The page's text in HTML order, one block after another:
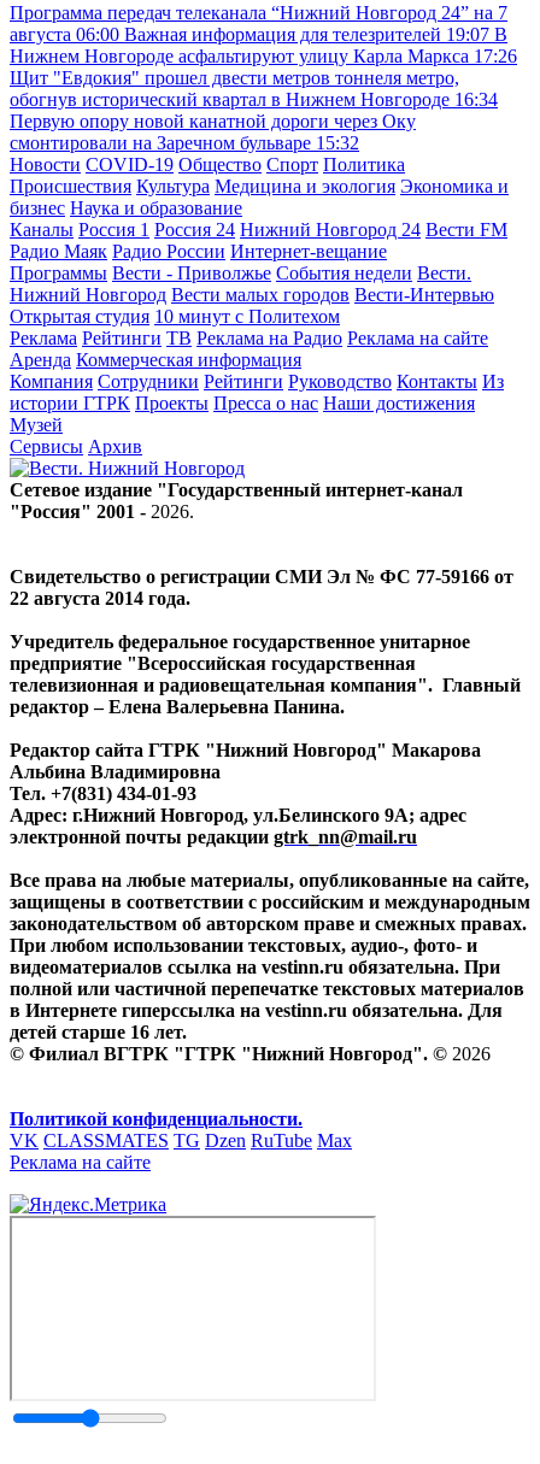
Программа передач телеканала “Нижний Новгород 24” на 7
августа 06:00 Важная информация для телезрителей 19:07 В
Нижнем Новгороде асфальтируют улицу Карла Маркса 17:26
Щит "Евдокия" прошел двести метров тоннеля метро,
обогнув исторический квартал в Нижнем Новгороде 16:34
Первую опору новой канатной дороги через Оку
смонтировали на Заречном бульваре 15:32
Новости COVID-19 Общество Спорт Политика
Происшествия Культура Медицина и экология Экономика и
бизнес Наука и образование
Каналы Россия 1 Россия 24 Нижний Новгород 24 Вести FM
Радио Маяк Радио России Интернет-вещание
Программы Вести - Приволжье События недели Вести.
Нижний Новгород Вести малых городов Вести-Интервью
Открытая студия 10 минут с Политехом
Реклама Рейтинги ТВ Реклама на Радио Реклама на сайте
Аренда Коммерческая информация
Компания Сотрудники Рейтинги Руководство Контакты Из
истории ГТРК Проекты Пресса о нас Наши достижения
Музей
Сервисы Архив
Сетевое издание "Государственный интернет-канал
"Россия" 2001 - 2026.
Свидетельство о регистрации СМИ Эл № ФС 77-59166 от
22 августа 2014 года.
Учредитель федеральное государственное унитарное
предприятие "Всероссийская государственная
телевизионная и радиовещательная компания". Главный
редактор – Елена Валерьевна Панина.
Редактор сайта ГТРК "Нижний Новгород" Макарова
Альбина Владимировна
Тел. +7(831) 434-01-93
Адрес: г.Нижний Новгород, ул.Белинского 9А; адрес
электронной почты редакции gtrk_nn@mail.ru
Все права на любые материалы, опубликованные на сайте,
защищены в соответствии с российским и международным
законодательством об авторском праве и смежных правах.
При любом использовании текстовых, аудио-, фото- и
видеоматериалов ссылка на vestinn.ru обязательна. При
полной или частичной перепечатке текстовых материалов
в Интернете гиперссылка на vestinn.ru обязательна. Для
детей старше 16 лет.
© Филиал ВГТРК "ГТРК "Нижний Новгород". © 2026
Политикой конфиденциальности.
VK CLASSMATES TG Dzen RuTube Max
Реклама на сайте